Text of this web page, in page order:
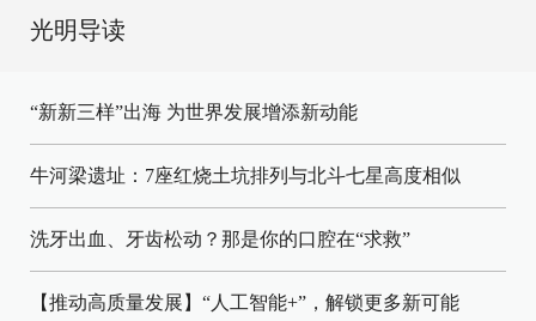
光明导读
“新新三样”出海 为世界发展增添新动能
牛河梁遗址：7座红烧土坑排列与北斗七星高度相似
洗牙出血、牙齿松动？那是你的口腔在“求救”
【推动高质量发展】“人工智能+”，解锁更多新可能